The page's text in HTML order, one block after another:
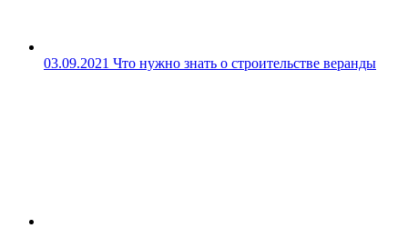
03.09.2021 Что нужно знать о строительстве веранды